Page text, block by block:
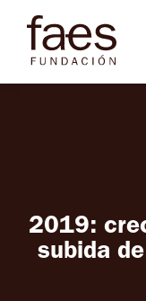
2019:
subida